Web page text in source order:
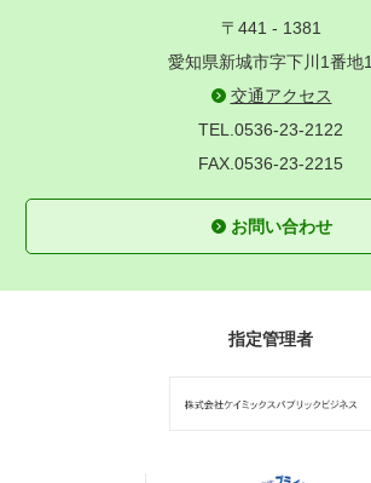
〒441 - 1381
愛知県新城市字下川1番地1
交通アクセス
TEL.0536-23-2122
FAX.0536-23-2215
お問い合わせ
指定管理者